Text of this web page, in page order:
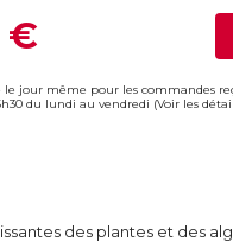
€
le jour même pour les commandes
du lundi au vendredi (Voir les
des plantes et des